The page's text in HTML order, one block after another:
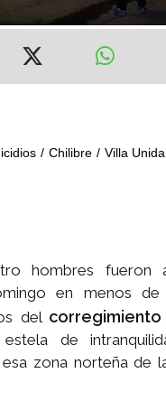
Chilibre Villa Unida
hombres fueron
en menos de
del
de
zona norteña de